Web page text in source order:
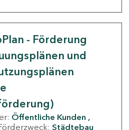
- Förderung
und
Öffentliche Kunden
Städtebau